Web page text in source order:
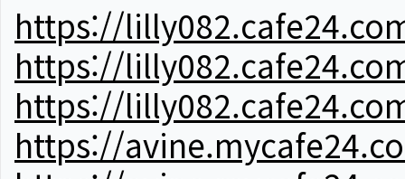
https://
https://
https://
https://